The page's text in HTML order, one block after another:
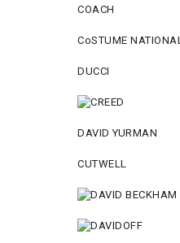
COACH
CoSTUME NATIONAL
DUCCI
DAVID YURMAN
CUTWELL